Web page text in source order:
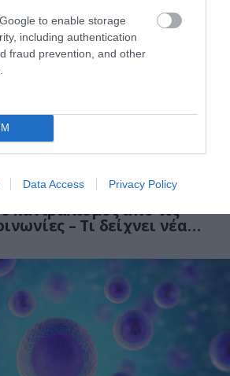
to enable storage
including authentication
fraud prevention, and other
Data Access Privacy Policy
λόγοι: Γιατί
κανιβαλισμός από τις
– Τι δείχνει νέα